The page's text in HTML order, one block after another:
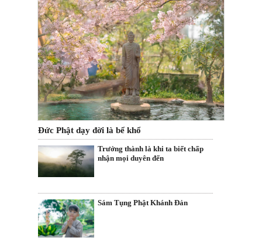
Đức Phật dạy đời là bể khổ
Trưởng thành là khi ta biết chấp
nhận mọi duyên đến
Sám Tụng Phật Khánh Đản